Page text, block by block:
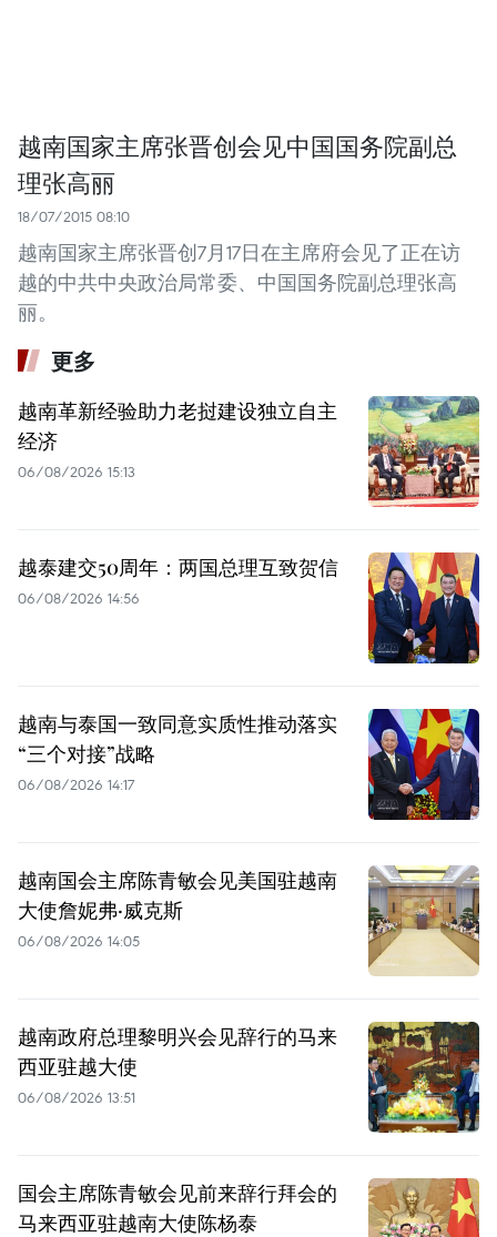
越南国家主席张晋创会见中国国务院副总
理张高丽
18/07/2015 08:10
越南国家主席张晋创7月17日在主席府会见了正在访
越的中共中央政治局常委、中国国务院副总理张高
丽。
更多
越南革新经验助力老挝建设独立自主
经济
06/08/2026 15:13
越泰建交50周年：两国总理互致贺信
06/08/2026 14:56
越南与泰国一致同意实质性推动落实
“三个对接”战略
06/08/2026 14:17
越南国会主席陈青敏会见美国驻越南
大使詹妮弗·威克斯
06/08/2026 14:05
越南政府总理黎明兴会见辞行的马来
西亚驻越大使
06/08/2026 13:51
国会主席陈青敏会见前来辞行拜会的
马来西亚驻越南大使陈杨泰